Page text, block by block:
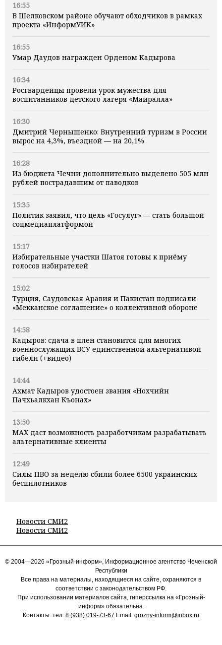
16:55
В Шелковском районе обучают обходчиков в рамках
проекта «ИнформУИК»
16:55
Умар Даудов награжден Орденом Кадырова
16:34
Росгвардейцы провели урок мужества для
воспитанников детского лагеря «Майралла»
16:30
Дмитрий Чернышенко: Внутренний туризм в России
вырос на 4,3%, въездной — на 20,1%
16:28
Из бюджета Чечни дополнительно выделено 505 млн
рублей пострадавшим от паводков
15:35
Политик заявил, что цель «Госулуг» — стать большой
соцмедиаплатформой
15:17
Избирательные участки Шатоя готовы к приёму
голосов избирателей
15:02
Турция, Саудовская Аравия и Пакистан подписали
«Мекканское соглашение» о коллективной обороне
14:58
Кадыров: сдача в плен становится для многих
военнослужащих ВСУ единственной альтернативой
гибели (+видео)
14:44
Ахмат Кадыров удостоен звания «Нохчийн
Пачхьалкхан Къонах»
13:50
MAX даст возможность разработчикам разрабатывать
альтернативные клиенты
12:49
Силы ПВО за неделю сбили более 6500 украинских
беспилотников
Новости СМИ2
Новости СМИ2
© 2004—2026 «Грозный-информ», Информационное агентство Чеченской
Республики
Все права на материалы, находящиеся на сайте, охраняются в
соответствии с законодательством РФ.
При использовании материалов сайта, гиперссылка на «Грозный-
информ» обязательна.
Контакты: тел: 8 (938) 019-73-67 Email: grozny-inform@inbox.ru